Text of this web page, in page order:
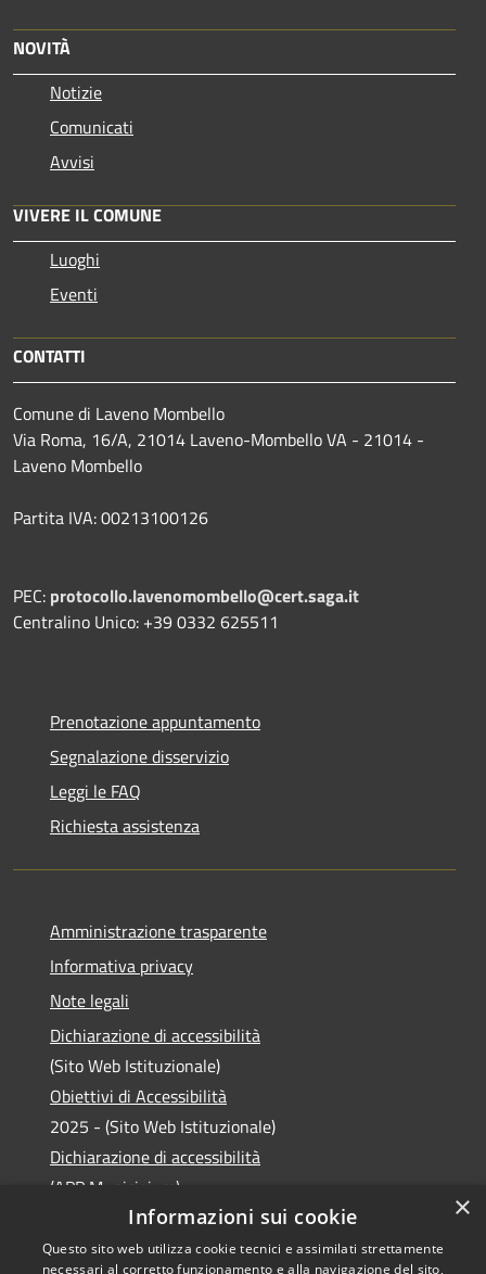
NOVITÀ
Notizie
Comunicati
Avvisi
VIVERE IL COMUNE
Luoghi
Eventi
CONTATTI
Comune di Laveno Mombello
Via Roma, 16/A, 21014 Laveno-Mombello VA - 21014 -
Laveno Mombello
Partita IVA: 00213100126
PEC: protocollo.lavenomombello@cert.saga.it
Centralino Unico: +39 0332 625511
Prenotazione appuntamento
Segnalazione disservizio
Leggi le FAQ
Richiesta assistenza
Amministrazione trasparente
Informativa privacy
Note legali
Dichiarazione di accessibilità
(Sito Web Istituzionale)
Obiettivi di Accessibilità
2025 - (Sito Web Istituzionale)
Dichiarazione di accessibilità
(APP Municipium)
×
Informazioni sui cookie
Questo sito web utilizza cookie tecnici e assimilati strettamente
necessari al corretto funzionamento e alla navigazione del sito,